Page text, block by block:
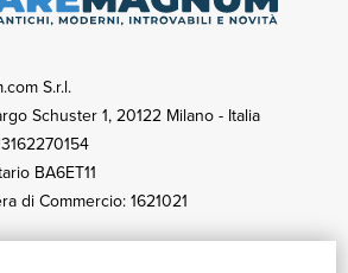
S.r.l.
Schuster 1, 20122 Milano - Italia
BA6ET11
di Commercio: 1621021